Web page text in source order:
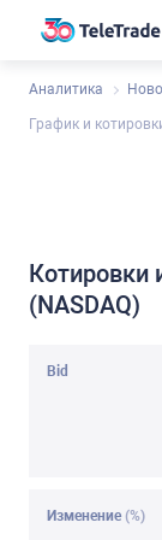
Аналитика
График и
Котировки
(NASDAQ)
Bid
Изменение (%)